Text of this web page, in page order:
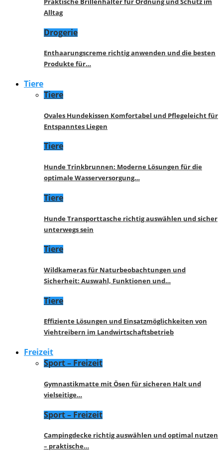
Alltag
Drogerie
Enthaarungscreme richtig anwenden und die besten
Produkte für…
Tiere
Tiere
Ovales Hundekissen Komfortabel und Pflegeleicht für
Entspanntes Liegen
Tiere
Hunde Trinkbrunnen: Moderne Lösungen für die
optimale Wasserversorgung…
Tiere
Hunde Transporttasche richtig auswählen und sicher
unterwegs sein
Tiere
Wildkameras für Naturbeobachtungen und
Sicherheit: Auswahl, Funktionen und…
Tiere
Effiziente Lösungen und Einsatzmöglichkeiten von
Viehtreibern im Landwirtschaftsbetrieb
Freizeit
Sport – Freizeit
Gymnastikmatte mit Ösen für sicheren Halt und
vielseitige…
Sport – Freizeit
Campingdecke richtig auswählen und optimal nutzen
– praktische…